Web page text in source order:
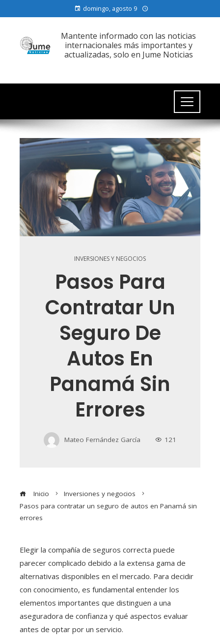
domingo, agosto 9
Mantente informado con las noticias
internacionales más importantes y
actualizadas, solo en Jume Noticias
INVERSIONES Y NEGOCIOS
Pasos Para
Contratar Un
Seguro De
Autos En
Panamá Sin
Errores
Mateo Fernández García 121
Inicio
Inversiones y negocios
Pasos para contratar un seguro de autos en Panamá sin
errores
Elegir la compañía de seguros correcta puede
parecer complicado debido a la extensa gama de
alternativas disponibles en el mercado. Para decidir
con conocimiento, es fundamental entender los
elementos importantes que distinguen a una
aseguradora de confianza y qué aspectos evaluar
antes de optar por un servicio.